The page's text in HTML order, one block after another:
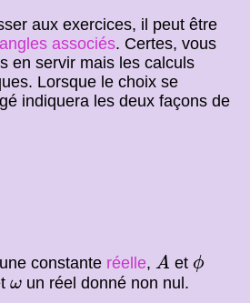
aux exercices, il peut être
angles associés. Certes, vous
en servir mais les calculs
Lorsque le choix se
indiquera les deux façons de
constante réelle, A
A et ϕ
ϕ
ω
ω un réel donné non nul.